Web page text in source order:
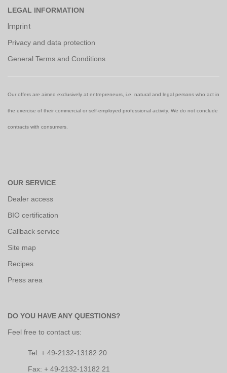
LEGAL INFORMATION
Imprint
Privacy and data protection
General Terms and Conditions
Our offers are aimed exclusively at entrepreneurs, i.e. natural and legal persons who act in
the exercise of their commercial or self-employed professional activity. We do not conclude
contracts with consumers.
OUR SERVICE
Dealer access
BIO certification
Callback service
Site map
Recipes
Press area
DO YOU HAVE ANY QUESTIONS?
Feel free to contact us:
Tel: + 49-2132-13182 20
Fax: + 49-2132-13182 21